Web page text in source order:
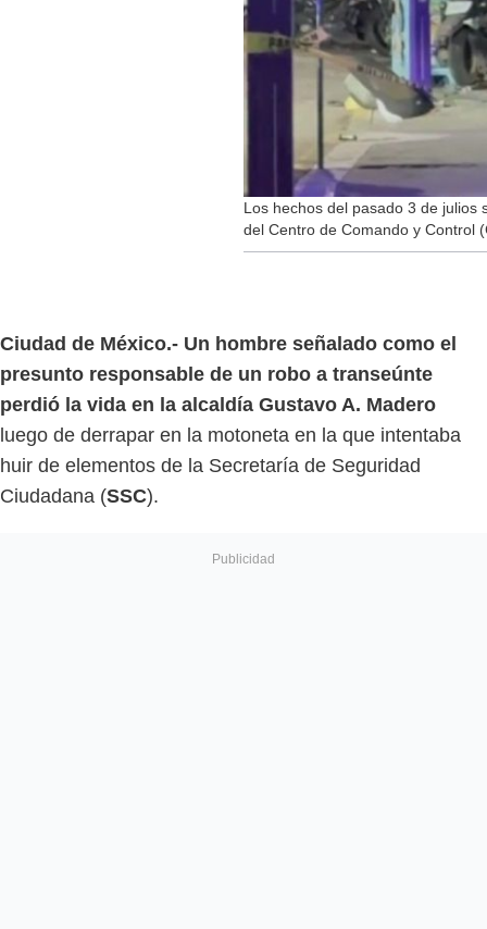
Los hechos del pasado 3 de
del Centro de Comando y Control
Ciudad de México.- Un hombre señalado como el
presunto responsable de un robo a transeúnte
perdió la vida en la alcaldía Gustavo A. Madero
luego de derrapar en la motoneta en la que intentaba
huir de elementos de la Secretaría de Seguridad
Ciudadana (SSC).